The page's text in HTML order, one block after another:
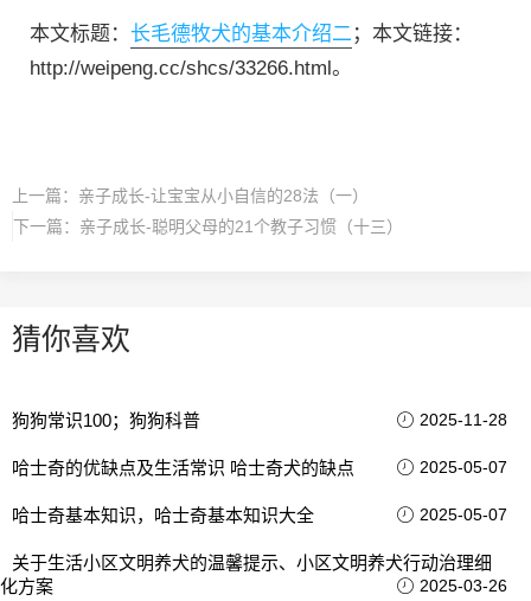
本文标题： 长毛德牧犬的基本介绍二 ；本文链接：
http://weipeng.cc/shcs/33266.html。
上一篇： 亲子成长-让宝宝从小自信的28法（一）
下一篇： 亲子成长-聪明父母的21个教子习惯（十三）
猜你喜欢
狗狗常识100；狗狗科普 2025-11-28
哈士奇的优缺点及生活常识 哈士奇犬的缺点 2025-05-07
哈士奇基本知识，哈士奇基本知识大全 2025-05-07
关于生活小区文明养犬的温馨提示、小区文明养犬行动治理细
化方案
2025-03-26